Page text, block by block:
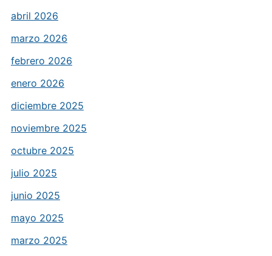
abril 2026
marzo 2026
febrero 2026
enero 2026
diciembre 2025
noviembre 2025
octubre 2025
julio 2025
junio 2025
mayo 2025
marzo 2025